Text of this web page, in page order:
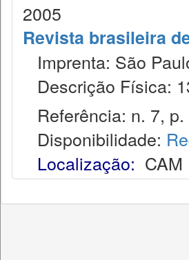
2005
Revista brasileira
Imprenta: São
Descrição Física:
Referência: n. 7,
Disponibilidade:
Localização: CAM